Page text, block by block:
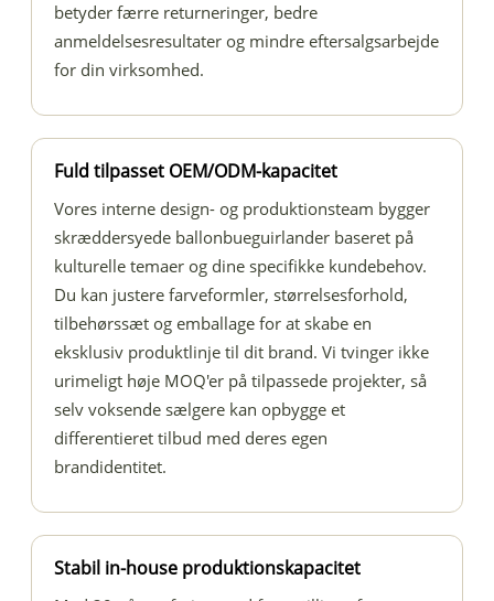
betyder færre returneringer, bedre
anmeldelsesresultater og mindre eftersalgsarbejde
for din virksomhed.
Fuld tilpasset OEM/ODM-kapacitet
Vores interne design- og produktionsteam bygger
skræddersyede ballonbueguirlander baseret på
kulturelle temaer og dine specifikke kundebehov.
Du kan justere farveformler, størrelsesforhold,
tilbehørssæt og emballage for at skabe en
eksklusiv produktlinje til dit brand. Vi tvinger ikke
urimeligt høje MOQ'er på tilpassede projekter, så
selv voksende sælgere kan opbygge et
differentieret tilbud med deres egen
brandidentitet.
Stabil in-house produktionskapacitet